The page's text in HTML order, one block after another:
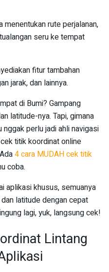
menentukan rute perjalanan,
seru ke tempat
fitur tambahan
jarak, dan lainnya.
di Bumi? Gampang
latitude-nya. Tapi, gimana
nggak perlu jadi ahli navigasi
titik koordinat online
4 cara MUDAH cek titik
coba.
aplikasi khusus, semuanya
latitude dengan cepat
lagi, yuk, langsung cek!
Lintang